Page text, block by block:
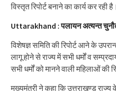
विस्तृत रिपोर्ट बनाने का कार्य कर रही है।
Uttarakhand : पलायन अत्यन्त
विशेषज्ञ समिति की रिपोर्ट आने के
लागू होने से राज्य में सभी धर्मों व
सभी धर्मों को मानने वाली महिलाओं की
मुख्यमंत्री ने कहा कि उत्तराखण्ड राज्य